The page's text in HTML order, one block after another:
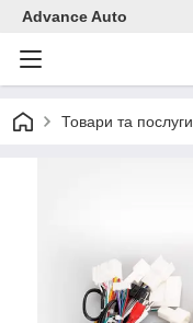
Advance Auto
Товари та послуги